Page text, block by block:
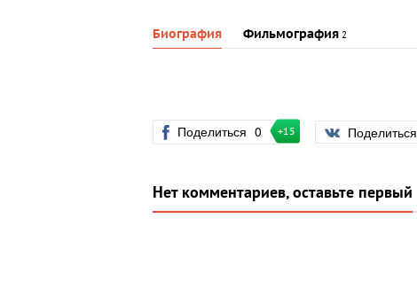
Биография Фильмография 2
Поделиться 0 +15 Поделиться
Нет комментариев, оставьте первый